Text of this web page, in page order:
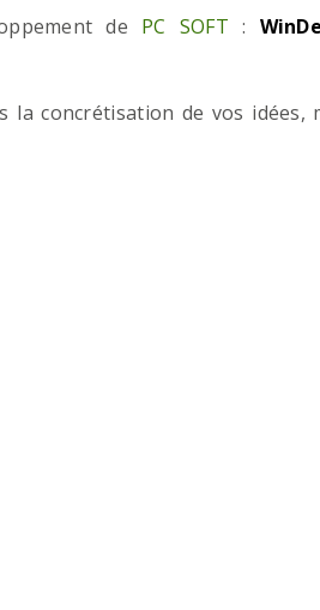
de PC SOFT :
concrétisation de vos